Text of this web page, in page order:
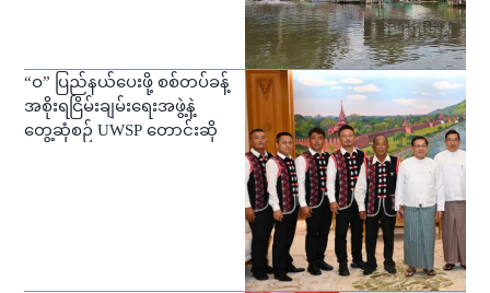
“ဝ” ပြည်နယ်ပေးဖို့ စစ်တပ်ခန့်
အစိုးရငြိမ်းချမ်းရေးအဖွဲ့နဲ့
တွေ့ဆုံစဉ် UWSP တောင်းဆို